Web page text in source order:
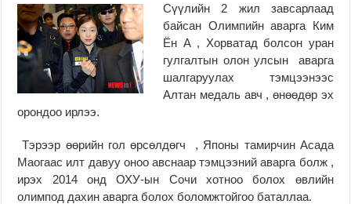
Сүүлийн 2 жил завсарлаад
байсан Олимпийн аварга Ким
Ён А , Хорватад болсон уран
гулгалтын олон улсын аварга
шалгаруулах тэмцээнээс
Алтан медаль авч , өнөөдөр эх
орондоо ирлээ.
Тэрээр өөрийн гол өрсөлдөгч , Японы тамирчин Асада
Маогаас илт давуу оноо авснаар тэмцээний аварга болж ,
ирэх 2014 онд ОХУ-ын Сочи хотноо болох өвлийн
олимпод дахин аварга болох боломжтойгоо баталлаа.